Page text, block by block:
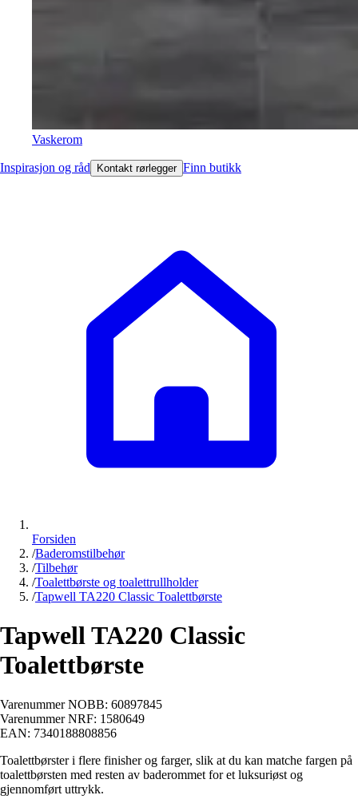
Vaskerom
Inspirasjon og råd Kontakt rørlegger Finn butikk
Forsiden
/Baderomstilbehør
/Tilbehør
/Toalettbørste og toalettrullholder
/Tapwell TA220 Classic Toalettbørste
Tapwell TA220 Classic
Toalettbørste
Varenummer NOBB: 60897845
Varenummer NRF: 1580649
EAN: 7340188808856
Toalettbørster i flere finisher og farger, slik at du kan matche fargen på
toalettbørsten med resten av baderommet for et luksuriøst og
gjennomført uttrykk.